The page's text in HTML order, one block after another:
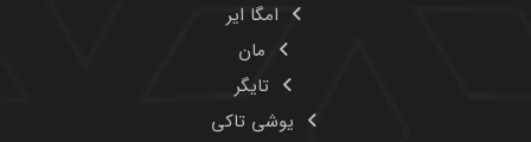
امگا ایر
مان
تایگر
یوشی تاکی